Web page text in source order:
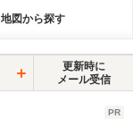
地図から探す
更新時に
メール受信
PR